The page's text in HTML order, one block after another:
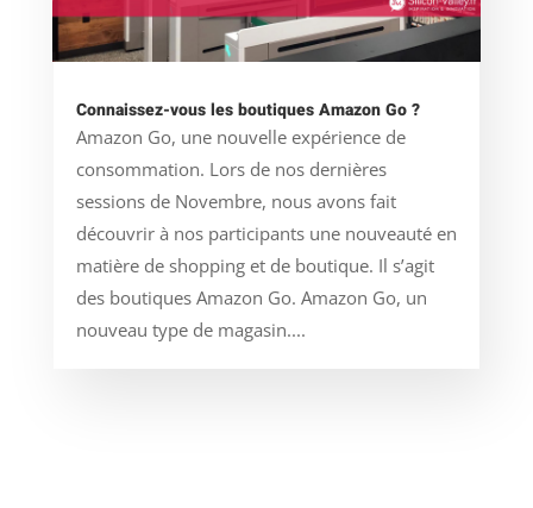
Connaissez-vous les boutiques Amazon Go ?
Amazon Go, une nouvelle expérience de
consommation. Lors de nos dernières
sessions de Novembre, nous avons fait
découvrir à nos participants une nouveauté en
matière de shopping et de boutique. Il s’agit
des boutiques Amazon Go. Amazon Go, un
nouveau type de magasin....